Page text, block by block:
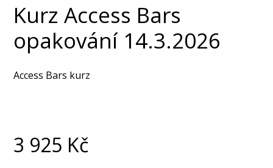
Kurz Access Bars
opakování 14.3.2026
Access Bars kurz
3 925 Kč